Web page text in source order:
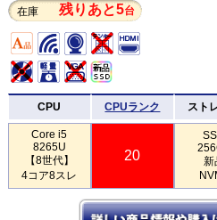
在庫 残りあと5台
CPU CPUランク スト
Core i5
8265U
【8世代】
4コア8スレ
20
新